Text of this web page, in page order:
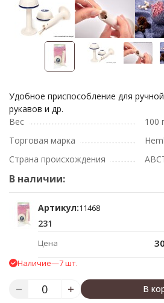
Удобное приспособление для
рукавов и др.
Вес
100
Торговая марка
Страна происхождения
В наличии:
Артикул:11468
231
Цена
Наличие—7 шт.
В